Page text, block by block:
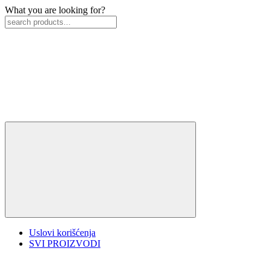
What you are looking for?
Uslovi korišćenja
SVI PROIZVODI